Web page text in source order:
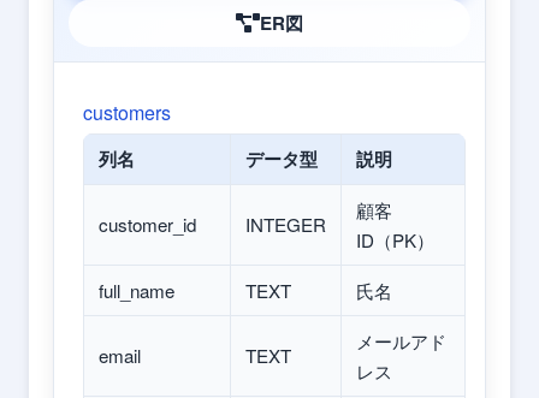
ER図
customers
列名 データ型 説明
customer_id INTEGER
顧客
ID（PK）
full_name
TEXT 氏名
email TEXT
メールアド
レス